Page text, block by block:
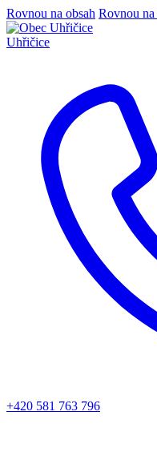
Rovnou na obsah Rovnou na
Uhřičice
+420 581 763 796